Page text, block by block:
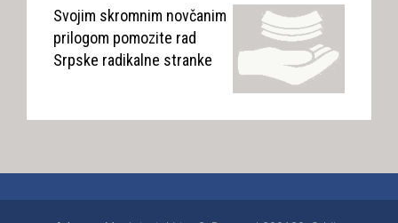
Svojim skromnim novčanim
prilogom pomozite rad
Srpske radikalne stranke